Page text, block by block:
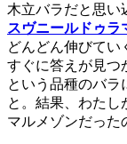
木立バラだと思い
スヴニールドゥラ
どんどん伸びてい
すぐに答えが見つ
という品種のバラ
と。結果、わたし
マルメゾンだった